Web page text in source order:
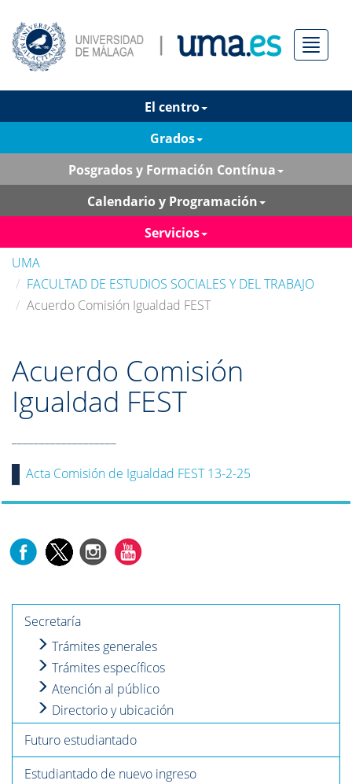
Menú
El centro
Grados
Posgrados y Formación Contínua
Calendario y Programación
Servicios
UMA
FACULTAD DE ESTUDIOS SOCIALES Y DEL TRABAJO
Acuerdo Comisión Igualdad FEST
Acuerdo Comisión
Igualdad FEST
Acta Comisión de Igualdad FEST 13-2-25
Secretaría
Trámites generales
Trámites específicos
Atención al público
Directorio y ubicación
Futuro estudiantado
Estudiantado de nuevo ingreso